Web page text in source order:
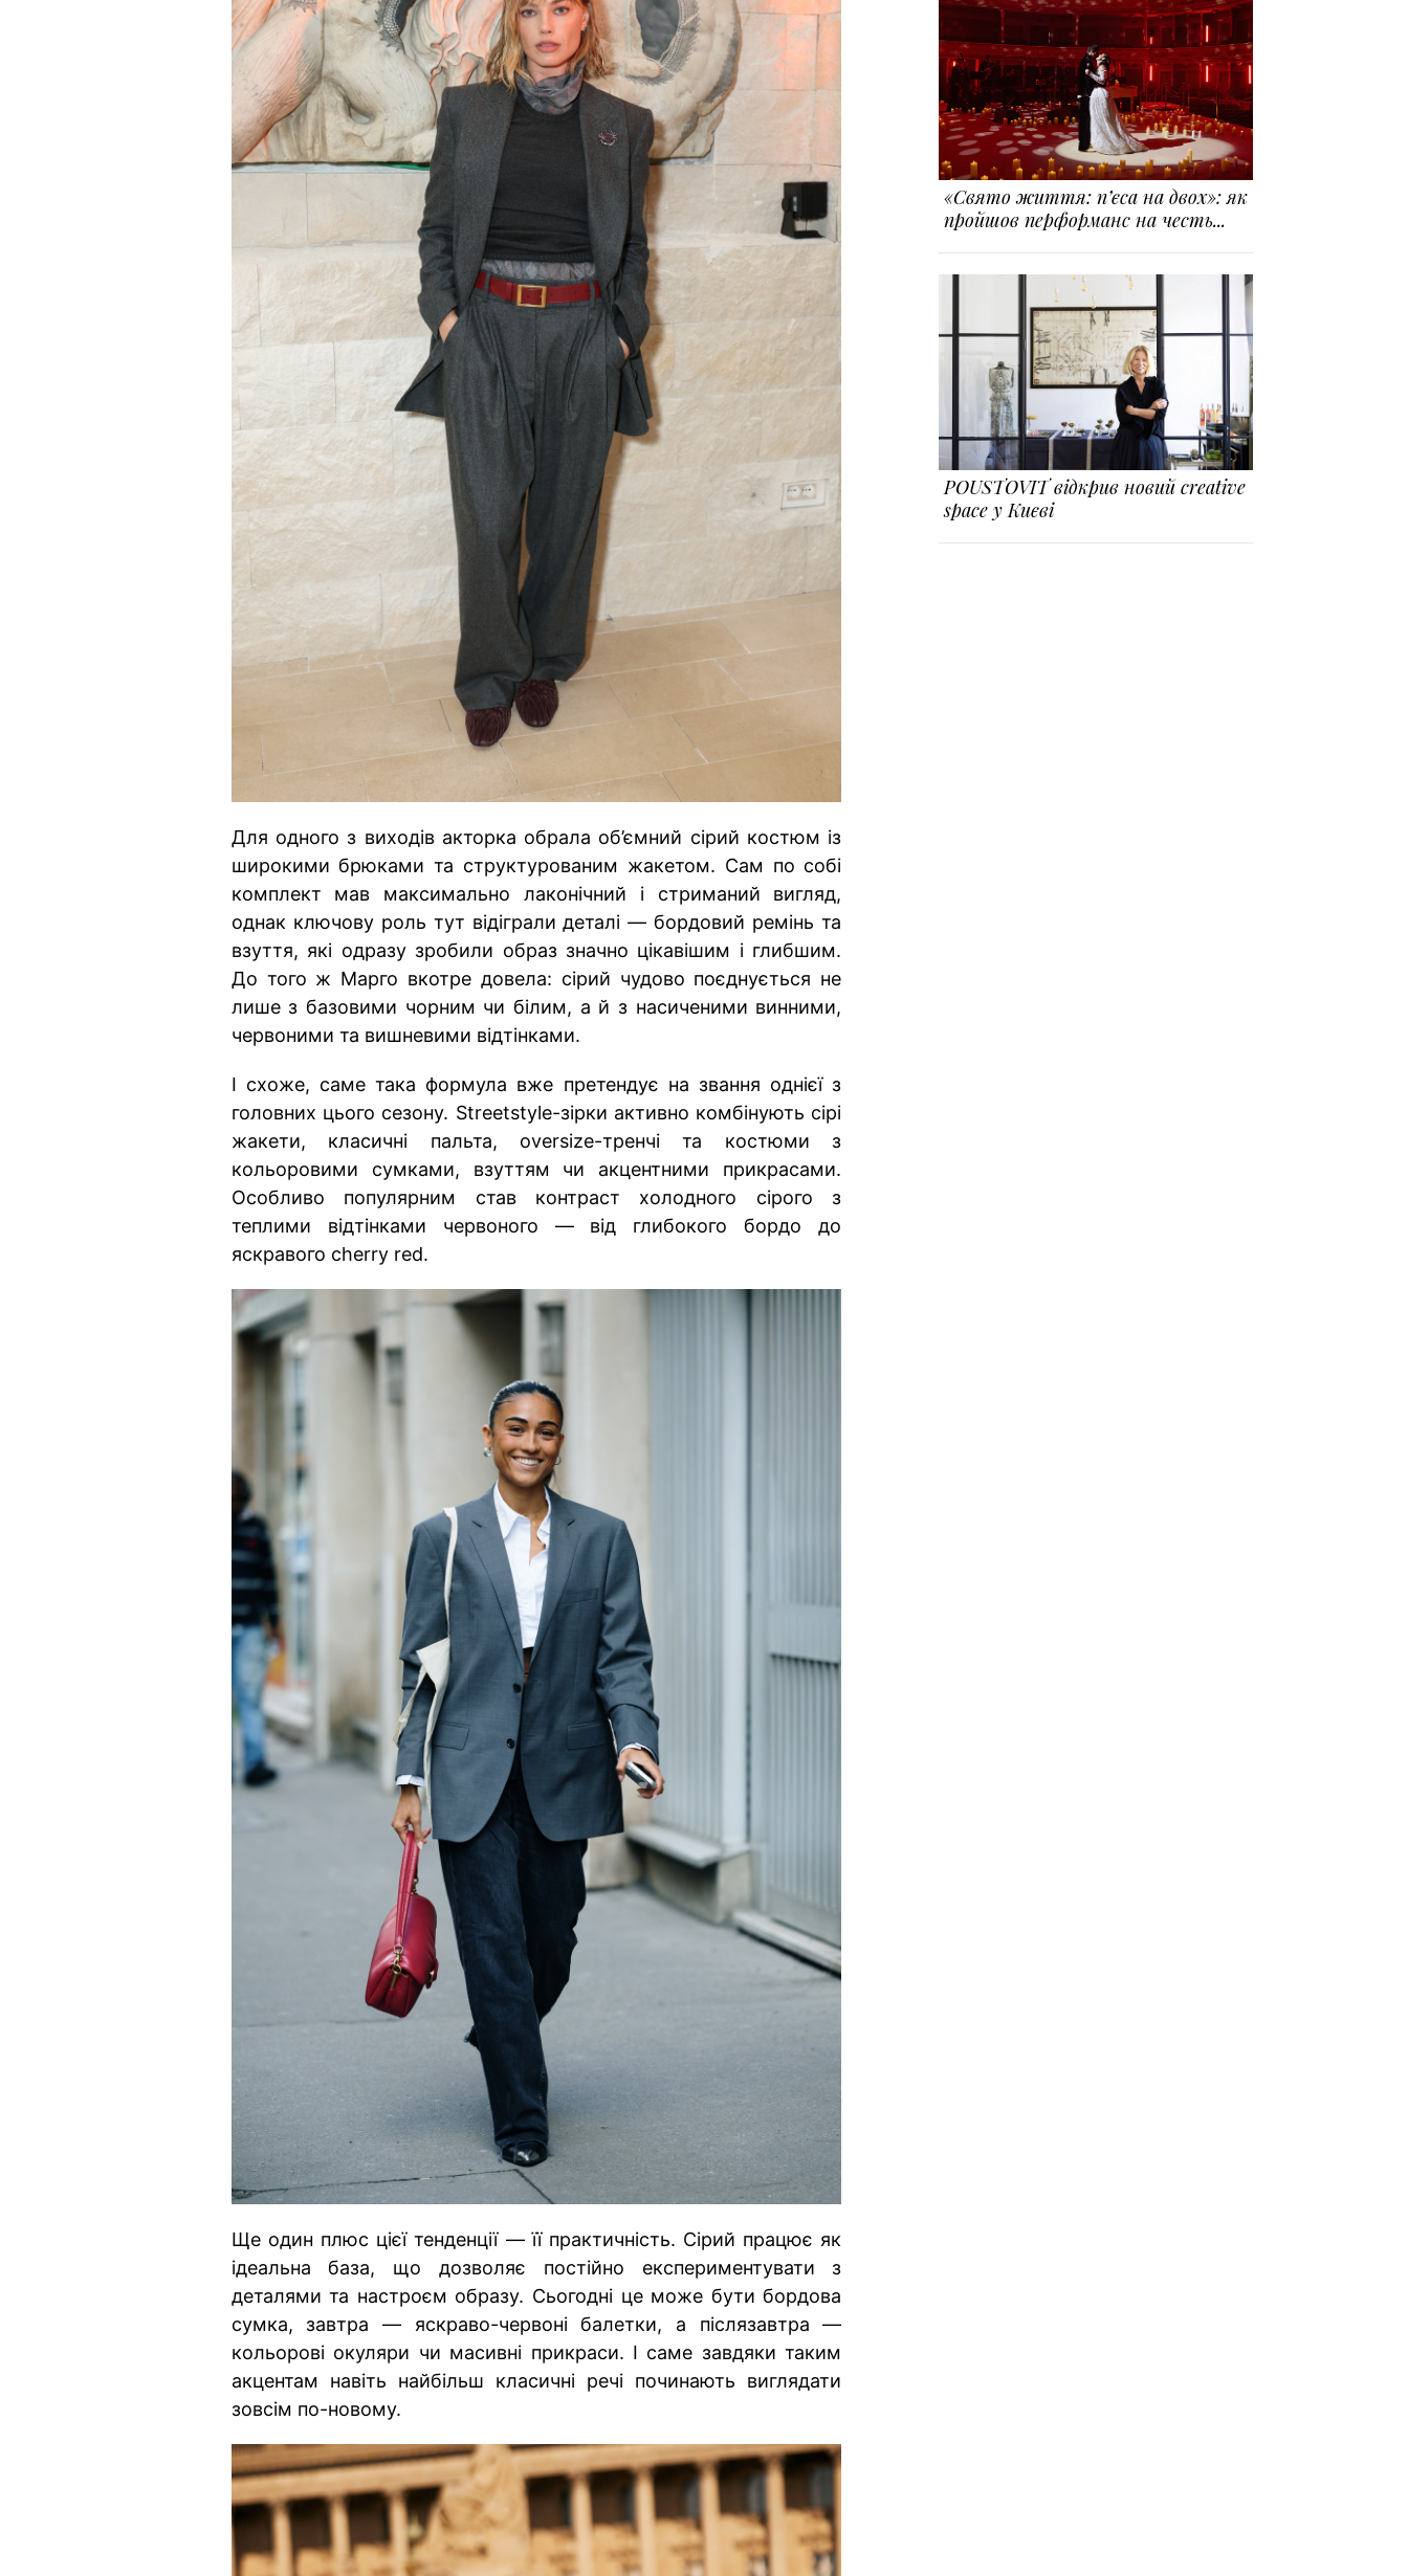
Для одного з виходів акторка обрала об’ємний сірий костюм із
широкими брюками та структурованим жакетом. Сам по собі
комплект мав максимально лаконічний і стриманий вигляд,
однак ключову роль тут відіграли деталі — бордовий ремінь та
взуття, які одразу зробили образ значно цікавішим і глибшим.
До того ж Марго вкотре довела: сірий чудово поєднується не
лише з базовими чорним чи білим, а й з насиченими винними,
червоними та вишневими відтінками.
І схоже, саме така формула вже претендує на звання однієї з
головних цього сезону. Streetstyle-зірки активно комбінують сірі
жакети, класичні пальта, oversize-тренчі та костюми з
кольоровими сумками, взуттям чи акцентними прикрасами.
Особливо популярним став контраст холодного сірого з
теплими відтінками червоного — від глибокого бордо до
яскравого cherry red.
Ще один плюс цієї тенденції — її практичність. Сірий працює як
ідеальна база, що дозволяє постійно експериментувати з
деталями та настроєм образу. Сьогодні це може бути бордова
сумка, завтра — яскраво-червоні балетки, а післязавтра —
кольорові окуляри чи масивні прикраси. І саме завдяки таким
акцентам навіть найбільш класичні речі починають виглядати
зовсім по-новому.
«Свято життя: п’єса на двох»: як
пройшов перформанс на честь...
POUSTOVIT відкрив новий creative
space у Києві